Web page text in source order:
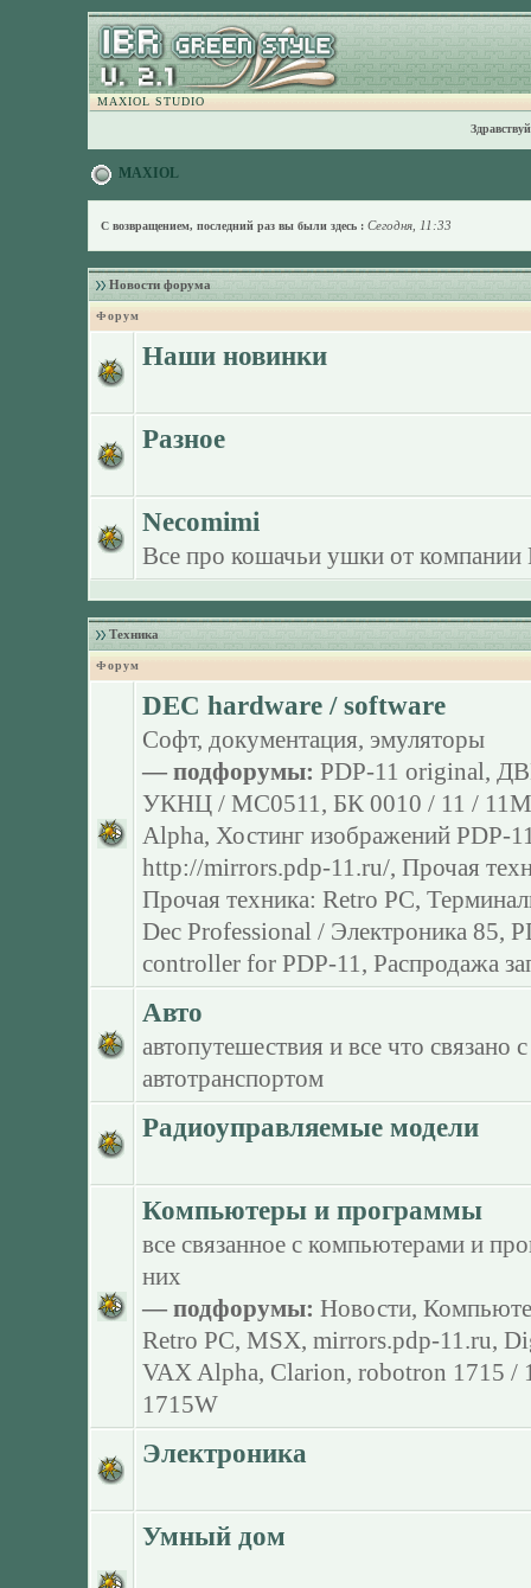
MAXIOL STUDIO
MAXIOL
С возвращением, последний раз вы были здесь : Сегодня, 11:33
Новости форума
Форум
Наши новинки
Разное
Necomimi
Все про кошачьи ушки от компании
Техника
Форум
DEC hardware / software
Софт, документация, эмуляторы
— подфорумы: PDP-11 original ,
УКНЦ / МС0511 , БК 0010 / 11 / 11M
Alpha, Хостинг изображений PDP-
http://mirrors.pdp-11.ru/, Прочая
Прочая техника: Retro PC,
Dec Professional / Электроника 85,
controller for PDP-11 , Распродажа
Авто
автопутешествия и все что связано с
автотранспортом
Радиоуправляемые модели
Компьютеры и программы
все связанное с компьютерами и
них
— подфорумы: Новости,
Retro PC, MSX, mirrors.pdp-11.ru,
VAX Alpha, Clarion, robotron 1715 /
1715W
Электроника
Умный дом